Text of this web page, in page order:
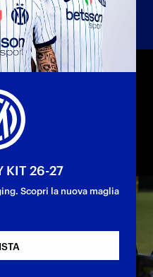
KIT 26-27
Scopri la nuova maglia